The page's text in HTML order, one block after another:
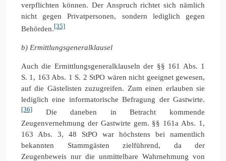
verpflichten können. Der Anspruch richtet sich nämlich
nicht gegen Privatpersonen, sondern lediglich gegen
Behörden.[35]
b) Ermittlungsgeneralklausel
Auch die Ermittlungsgeneralklauseln der §§ 161 Abs. 1
S. 1, 163 Abs. 1 S. 2 StPO wären nicht geeignet gewesen,
auf die Gästelisten zuzugreifen. Zum einen erlauben sie
lediglich eine informatorische Befragung der Gastwirte.
[36] Die daneben in Betracht kommende
Zeugenvernehmung der Gastwirte gem. §§ 161a Abs. 1,
163 Abs. 3, 48 StPO war höchstens bei namentlich
bekannten Stammgästen zielführend, da der
Zeugenbeweis nur die unmittelbare Wahrnehmung von